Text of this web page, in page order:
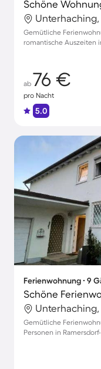
Gemütliche
romantische Auszeiten
ab 76 €
pro Nacht
5.0
Ferienwohnung ∙ 9
Gemütliche
Personen in